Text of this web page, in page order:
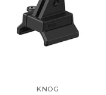
KNOG